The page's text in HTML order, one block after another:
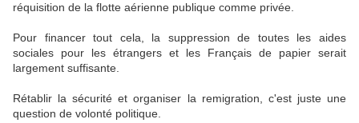
réquisition de la flotte aérienne publique comme privée.
Pour financer tout cela, la suppression de toutes les aides
sociales pour les étrangers et les Français de papier serait
largement suffisante.
Rétablir la sécurité et organiser la remigration, c'est juste une
question de volonté politique.